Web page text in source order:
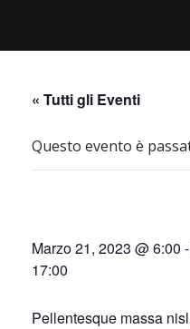
« Tutti gli Eventi
Questo evento è
Marzo 21, 2023 @ 6:00 -
17:00
Pellentesque massa